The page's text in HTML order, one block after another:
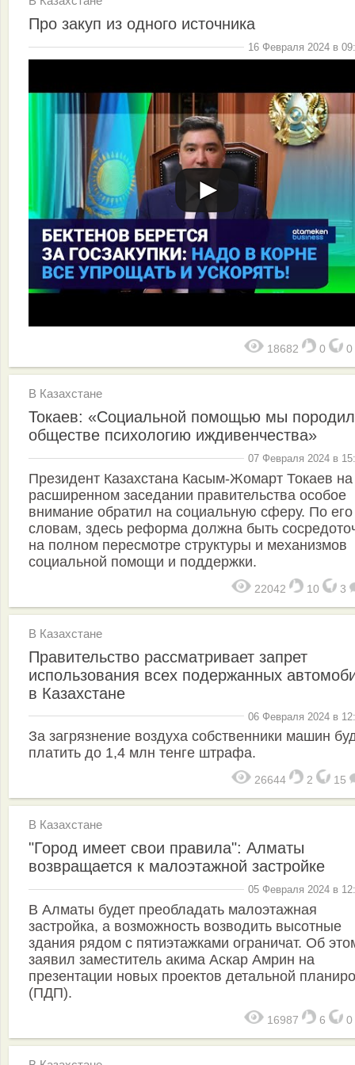
Про закуп из одного источника
16 Февраля 2024 в
18682 0 0
В Казахстане
Токаев: «Социальной помощью мы
обществе психологию иждивенчества»
07 Февраля 2024 в
Президент Казахстана Касым-Жомарт Токаев на
расширенном заседании правительства особое
внимание обратил на социальную сферу. По его
словам, здесь реформа должна быть
на полном пересмотре структуры и механизмов
социальной помощи и поддержки.
22042 10 3
В Казахстане
Правительство рассматривает запрет
использования всех подержанных
в Казахстане
06 Февраля 2024 в
За загрязнение воздуха собственники машин
платить до 1,4 млн тенге штрафа.
26644 2 15
В Казахстане
"Город имеет свои правила": Алматы
возвращается к малоэтажной застройке
05 Февраля 2024 в
В Алматы будет преобладать малоэтажная
застройка, а возможность возводить высотные
здания рядом с пятиэтажками ограничат. Об
заявил заместитель акима Аскар Амрин на
презентации новых проектов детальной
(ПДП).
16987 6 0